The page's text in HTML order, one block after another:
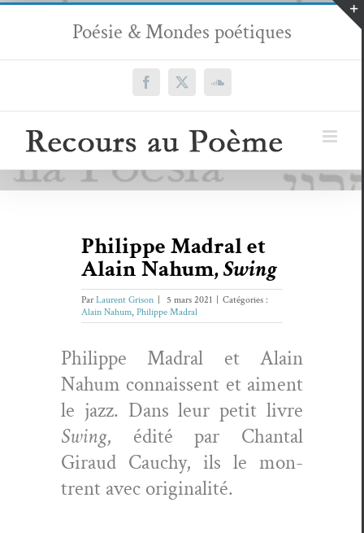
Passer
contenu
Poésie & Mondes poétiques
Facebook
X SoundCloud
Philippe Madral et
Alain Nahum,Swing
ParLaurent Grison 5 mars 2021
Catégories :
Alain Nahum, Philippe Madral
Philippe Madral et Alain
Nahum con­nais­sent et aiment
le jazz. Dans leur petit livre
Swing, édité par Chan­tal
Giraud Cauchy, ils le mon­
trent avec originalité.